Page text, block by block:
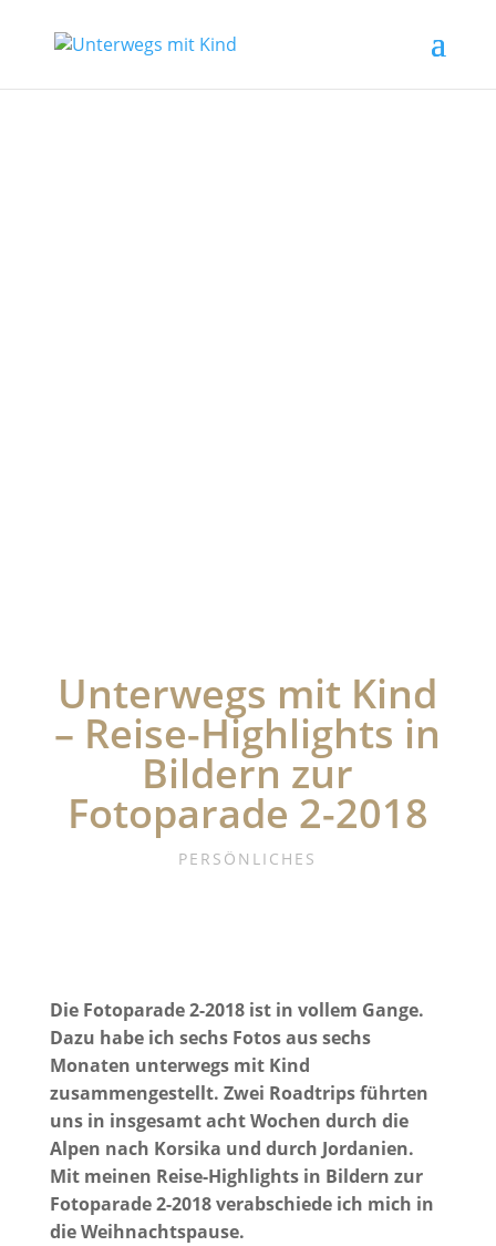
Unterwegs mit Kind
– Reise-Highlights in
Bildern zur
Fotoparade 2-2018
PERSÖNLICHES
Die Fotoparade 2-2018 ist in vollem Gange.
Dazu habe ich sechs Fotos aus sechs
Monaten unterwegs mit Kind
zusammengestellt. Zwei Roadtrips führten
uns in insgesamt acht Wochen durch die
Alpen nach Korsika und durch Jordanien.
Mit meinen Reise-Highlights in Bildern zur
Fotoparade 2-2018 verabschiede ich mich in
die Weihnachtspause.